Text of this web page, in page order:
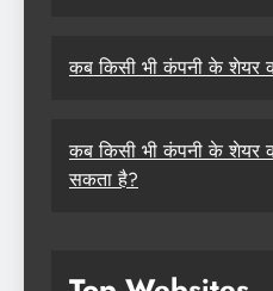
कब किसी भी कंपनी के शेयर
कब किसी भी कंपनी के शेयर
सकता है?